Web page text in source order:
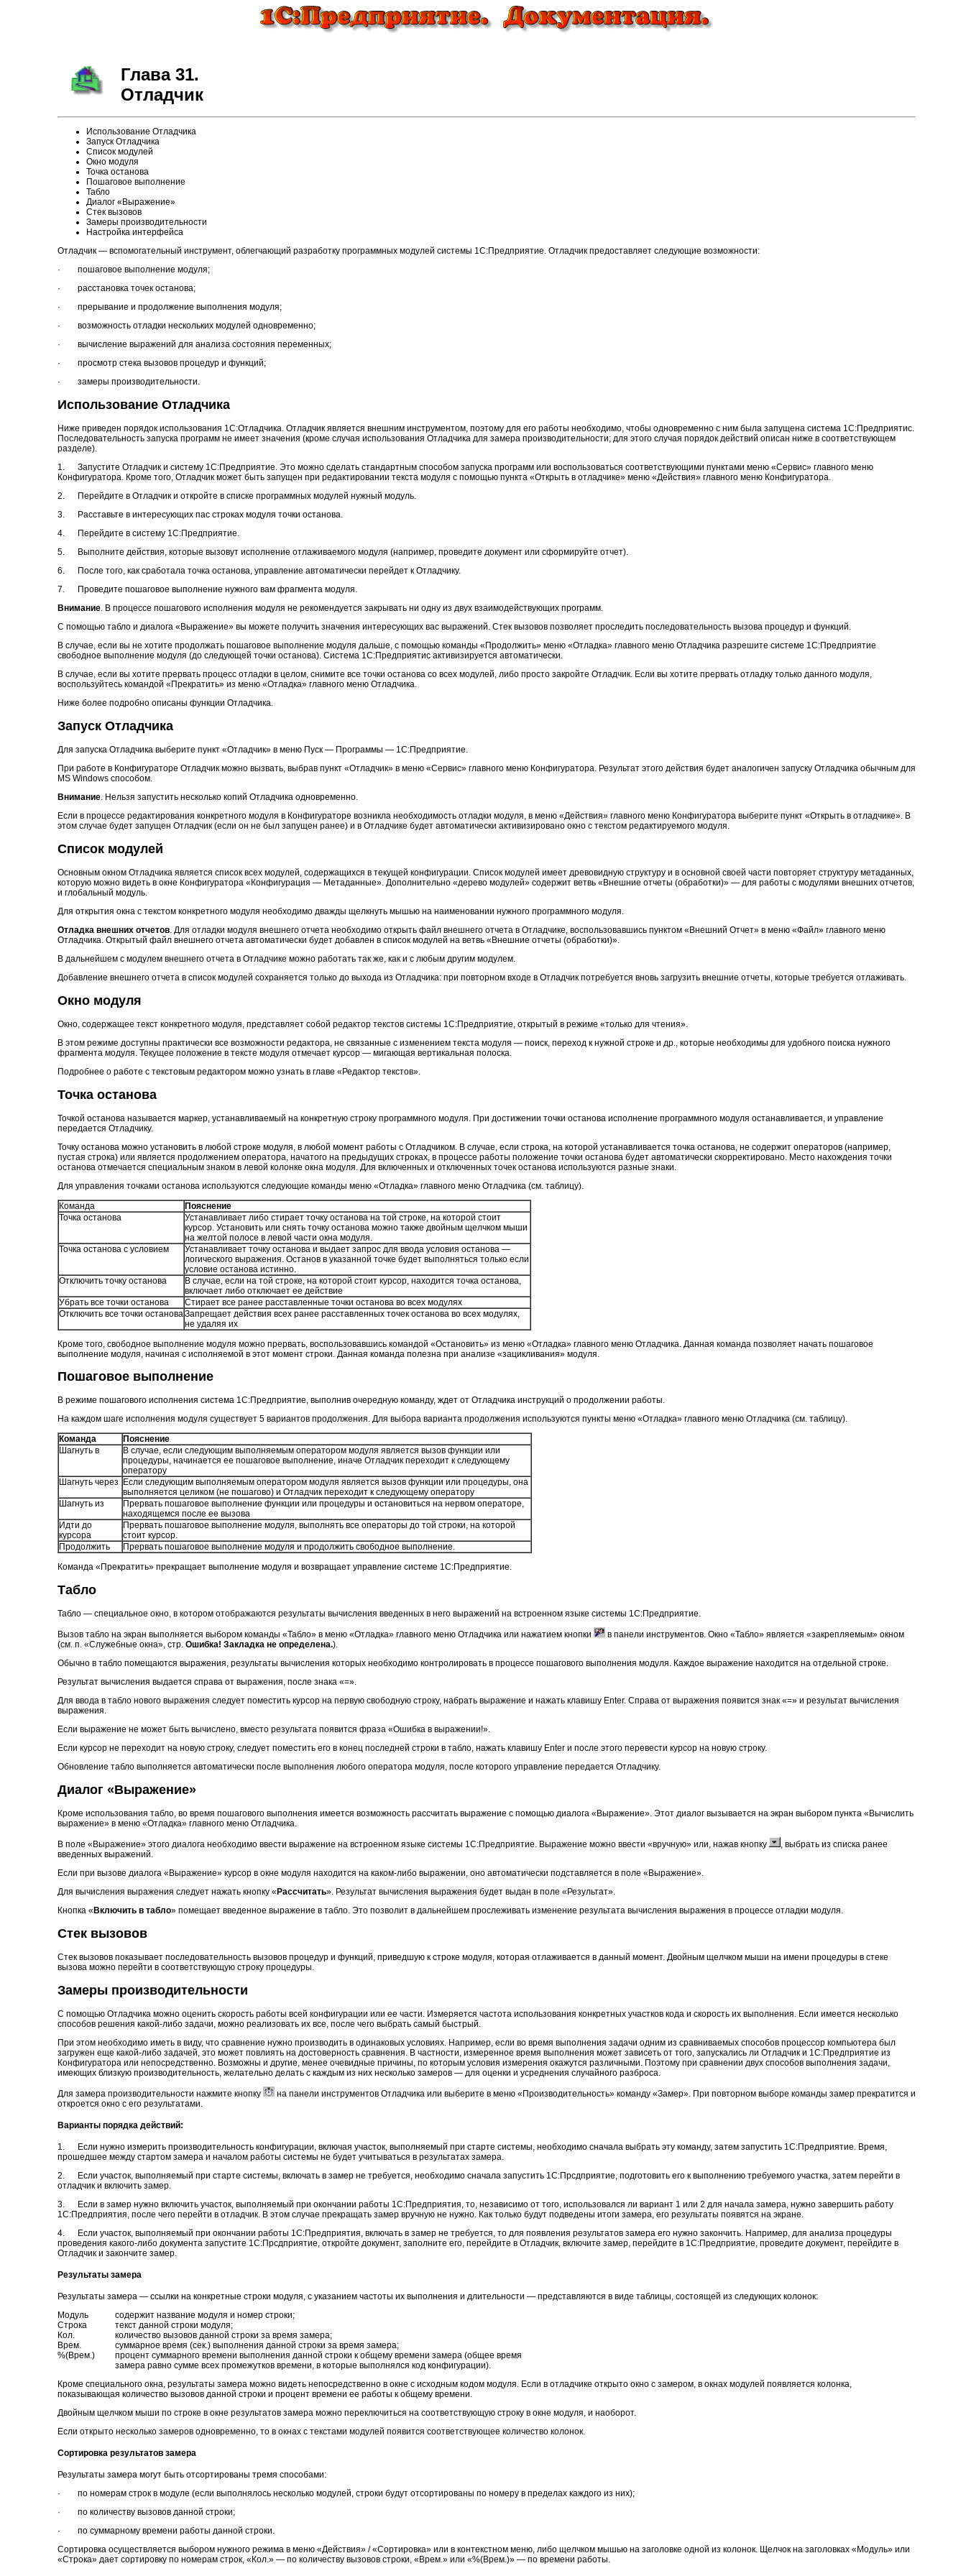
Глава 31.
Отладчик
Использование Отладчика
Запуск Отладчика
Список модулей
Окно модуля
Точка останова
Пошаговое выполнение
Табло
Диалог «Выражение»
Стек вызовов
Замеры производительности
Настройка интерфейса
Отладчик — вспомогательный инструмент, облегчающий разработку программных модулей системы 1С:Предприятие. Отладчик предоставляет следующие возможности:
· пошаговое выполнение модуля;
· расстановка точек останова;
· прерывание и продолжение выполнения модуля;
· возможность отладки нескольких модулей одновременно;
· вычисление выражений для анализа состояния переменных;
· просмотр стека вызовов процедур и функций;
· замеры производительности.
Использование Отладчика
Ниже приведен порядок использования 1С:Отладчика. Отладчик является внешним инструментом, поэтому для его работы необходимо, чтобы одновременно с ним была запущена система 1С:Предприятис.
Последовательность запуска программ не имеет значения (кроме случая использования Отладчика для замера производительности; для этого случая порядок действий описан ниже в соответствующем
разделе).
1. Запустите Отладчик и систему 1С:Предприятие. Это можно сделать стандартным способом запуска программ или воспользоваться соответствующими пунктами меню «Сервис» главного меню
Конфигуратора. Кроме того, Отладчик может быть запущен при редактировании текста модуля с помощью пункта «Открыть в отладчике» меню «Действия» главного меню Конфигуратора.
2. Перейдите в Отладчик и откройте в списке программных модулей нужный модуль.
3. Расставьте в интересующих пас строках модуля точки останова.
4. Перейдите в систему 1С:Предприятие.
5. Выполните действия, которые вызовут исполнение отлаживаемого модуля (например, проведите документ или сформируйте отчет).
6. После того, как сработала точка останова, управление автоматически перейдет к Отладчику.
7. Проведите пошаговое выполнение нужного вам фрагмента модуля.
Внимание. В процессе пошагового исполнения модуля не рекомендуется закрывать ни одну из двух взаимодействующих программ.
С помощью табло и диалога «Выражение» вы можете получить значения интересующих вас выражений. Стек вызовов позволяет проследить последовательность вызова процедур и функций.
В случае, если вы не хотите продолжать пошаговое выполнение модуля дальше, с помощью команды «Продолжить» меню «Отладка» главного меню Отладчика разрешите системе 1С:Предприятие
свободное выполнение модуля (до следующей точки останова). Система 1С:Предприятис активизируется автоматически.
В случае, если вы хотите прервать процесс отладки в целом, снимите все точки останова со всех модулей, либо просто закройте Отладчик. Если вы хотите прервать отладку только данного модуля,
воспользуйтесь командой «Прекратить» из меню «Отладка» главного меню Отладчика.
Ниже более подробно описаны функции Отладчика.
Запуск Отладчика
Для запуска Отладчика выберите пункт «Отладчик» в меню Пуск — Программы — 1С:Предприятие.
При работе в Конфигураторе Отладчик можно вызвать, выбрав пункт «Отладчик» в меню «Сервис» главного меню Конфигуратора. Результат этого действия будет аналогичен запуску Отладчика обычным для
MS Windows способом.
Внимание. Нельзя запустить несколько копий Отладчика одновременно.
Если в процессе редактирования конкретного модуля в Конфигураторе возникла необходимость отладки модуля, в меню «Действия» главного меню Конфигуратора выберите пункт «Открыть в отладчике». В
этом случае будет запущен Отладчик (если он не был запущен ранее) и в Отладчике будет автоматически активизировано окно с текстом редактируемого модуля.
Список модулей
Основным окном Отладчика является список всех модулей, содержащихся в текущей конфигурации. Список модулей имеет древовидную структуру и в основной своей части повторяет структуру метаданных,
которую можно видеть в окне Конфигуратора «Конфигурация — Метаданные». Дополнительно «дерево модулей» содержит ветвь «Внешние отчеты (обработки)» — для работы с модулями внешних отчетов,
и глобальный модуль.
Для открытия окна с текстом конкретного модуля необходимо дважды щелкнуть мышью на наименовании нужного программного модуля.
Отладка внешних отчетов . Для отладки модуля внешнего отчета необходимо открыть файл внешнего отчета в Отладчике, воспользовавшись пунктом «Внешний Отчет» в меню «Файл» главного меню
Отладчика. Открытый файл внешнего отчета автоматически будет добавлен в список модулей на ветвь «Внешние отчеты (обработки)».
В дальнейшем с модулем внешнего отчета в Отладчике можно работать так же, как и с любым другим модулем.
Добавление внешнего отчета в список модулей сохраняется только до выхода из Отладчика: при повторном входе в Отладчик потребуется вновь загрузить внешние отчеты, которые требуется отлаживать.
Окно модуля
Окно, содержащее текст конкретного модуля, представляет собой редактор текстов системы 1С:Предприятие, открытый в режиме «только для чтения».
В этом режиме доступны практически все возможности редактора, не связанные с изменением текста модуля — поиск, переход к нужной строке и др., которые необходимы для удобного поиска нужного
фрагмента модуля. Текущее положение в тексте модуля отмечает курсор — мигающая вертикальная полоска.
Подробнее о работе с текстовым редактором можно узнать в главе «Редактор текстов».
Точка останова
Точкой останова называется маркер, устанавливаемый на конкретную строку программного модуля. При достижении точки останова исполнение программного модуля останавливается, и управление
передается Отладчику.
Точку останова можно установить в любой строке модуля, в любой момент работы с Отладчиком. В случае, если строка, на которой устанавливается точка останова, не содержит операторов (например,
пустая строка) или является продолжением оператора, начатого на предыдущих строках, в процессе работы положение точки останова будет автоматически скорректировано. Место нахождения точки
останова отмечается специальным знаком в левой колонке окна модуля. Для включенных и отключенных точек останова используются разные знаки.
Для управления точками останова используются следующие команды меню «Отладка» главного меню Отладчика (см. таблицу).
Команда
Пояснение
Точка останова
Устанавливает либо стирает точку останова на той строке, на которой стоит
курсор. Установить или снять точку останова можно также двойным щелчком мыши
на желтой полосе в левой части окна модуля.
Точка останова с условием
Устанавливает точку останова и выдает запрос для ввода условия останова —
логического выражения. Останов в указанной точке будет выполняться только если
условие останова истинно.
Отключить точку останова
В случае, если на той строке, на которой стоит курсор, находится точка останова,
включает либо отключает ее действие
Убрать все точки останова
Стирает все ранее расставленные точки останова во всех модулях
Отключить все точки останова Запрещает действия всех ранее расставленных точек останова во всех модулях,
не удаляя их
Кроме того, свободное выполнение модуля можно прервать, воспользовавшись командой «Остановить» из меню «Отладка» главного меню Отладчика. Данная команда позволяет начать пошаговое
выполнение модуля, начиная с исполняемой в этот момент строки. Данная команда полезна при анализе «зацикливания» модуля.
Пошаговое выполнение
В режиме пошагового исполнения система 1С:Предприятие, выполнив очередную команду, ждет от Отладчика инструкций о продолжении работы.
На каждом шаге исполнения модуля существует 5 вариантов продолжения. Для выбора варианта продолжения используются пункты меню «Отладка» главного меню Отладчика (см. таблицу).
Команда
Пояснение
Шагнуть в
В случае, если следующим выполняемым оператором модуля является вызов функции или
процедуры, начинается ее пошаговое выполнение, иначе Отладчик переходит к следующему
оператору
Шагнуть через
Если следующим выполняемым оператором модуля является вызов функции или процедуры, она
выполняется целиком (не пошагово) и Отладчик переходит к следующему оператору
Шагнуть из
Прервать пошаговое выполнение функции или процедуры и остановиться на нервом операторе,
находящемся после ее вызова
Идти до
курсора
Прервать пошаговое выполнение модуля, выполнять все операторы до той строки, на которой
стоит курсор.
Продолжить
Прервать пошаговое выполнение модуля и продолжить свободное выполнение.
Команда «Прекратить» прекращает выполнение модуля и возвращает управление системе 1С:Предприятие.
Табло
Табло — специальное окно, в котором отображаются результаты вычисления введенных в него выражений на встроенном языке системы 1С:Предприятие.
Вызов табло на экран выполняется выбором команды «Табло» в меню «Отладка» главного меню Отладчика или нажатием кнопки
в панели инструментов. Окно «Табло» является «закрепляемым» окном
(см. п. «Служебные окна», стр. Ошибка! Закладка не определена.).
Обычно в табло помещаются выражения, результаты вычисления которых необходимо контролировать в процессе пошагового выполнения модуля. Каждое выражение находится на отдельной строке.
Результат вычисления выдается справа от выражения, после знака «=».
Для ввода в табло нового выражения следует поместить курсор на первую свободную строку, набрать выражение и нажать клавишу Enter. Справа от выражения появится знак «=» и результат вычисления
выражения.
Если выражение не может быть вычислено, вместо результата появится фраза «Ошибка в выражении!».
Если курсор не переходит на новую строку, следует поместить его в конец последней строки в табло, нажать клавишу Enter и после этого перевести курсор на новую строку.
Обновление табло выполняется автоматически после выполнения любого оператора модуля, после которого управление передается Отладчику.
Диалог «Выражение»
Кроме использования табло, во время пошагового выполнения имеется возможность рассчитать выражение с помощью диалога «Выражение». Этот диалог вызывается на экран выбором пункта «Вычислить
выражение» в меню «Отладка» главного меню Отладчика.
В поле «Выражение» этого диалога необходимо ввести выражение на встроенном языке системы 1С:Предприятие. Выражение можно ввести «вручную» или, нажав кнопку
, выбрать из списка ранее
введенных выражений.
Если при вызове диалога «Выражение» курсор в окне модуля находится на каком-либо выражении, оно автоматически подставляется в поле «Выражение».
Для вычисления выражения следует нажать кнопку « Рассчитать». Результат вычисления выражения будет выдан в поле «Результат».
Кнопка « Включить в табло» помещает введенное выражение в табло. Это позволит в дальнейшем прослеживать изменение результата вычисления выражения в процессе отладки модуля.
Стек вызовов
Стек вызовов показывает последовательность вызовов процедур и функций, приведшую к строке модуля, которая отлаживается в данный момент. Двойным щелчком мыши на имени процедуры в стеке
вызова можно перейти в соответствующую строку процедуры.
Замеры производительности
С помощью Отладчика можно оценить скорость работы всей конфигурации или ее части. Измеряется частота использования конкретных участков кода и скорость их выполнения. Если имеется несколько
способов решения какой-либо задачи, можно реализовать их все, после чего выбрать самый быстрый.
При этом необходимо иметь в виду, что сравнение нужно производить в одинаковых условиях. Например, если во время выполнения задачи одним из сравниваемых способов процессор компьютера был
загружен еще какой-либо задачей, это может повлиять на достоверность сравнения. В частности, измеренное время выполнения может зависеть от того, запускались ли Отладчик и 1С:Предприятие из
Конфигуратора или непосредственно. Возможны и другие, менее очевидные причины, по которым условия измерения окажутся различными. Поэтому при сравнении двух способов выполнения задачи,
имеющих близкую производительность, желательно делать с каждым из них несколько замеров — для оценки и усреднения случайного разброса.
Для замера производительности нажмите кнопку
на панели инструментов Отладчика или выберите в меню «Производительность» команду «Замер». При повторном выборе команды замер прекратится и
откроется окно с его результатами.
Варианты порядка действий:
1. Если нужно измерить производительность конфигурации, включая участок, выполняемый при старте системы, необходимо сначала выбрать эту команду, затем запустить 1С:Предприятие. Время,
прошедшее между стартом замера и началом работы системы не будет учитываться в результатах замера.
2. Если участок, выполняемый при старте системы, включать в замер не требуется, необходимо сначала запустить 1С:Прсдприятие, подготовить его к выполнению требуемого участка, затем перейти в
отладчик и включить замер.
3. Если в замер нужно включить участок, выполняемый при окончании работы 1С:Предприятия, то, независимо от того, использовался ли вариант 1 или 2 для начала замера, нужно завершить работу
1С:Предприятия, после чего перейти в отладчик. В этом случае прекращать замер вручную не нужно. Как только будут подведены итоги замера, его результаты появятся на экране.
4. Если участок, выполняемый при окончании работы 1С:Предприятия, включать в замер не требуется, то для появления результатов замера его нужно закончить. Например, для анализа процедуры
проведения какого-либо документа запустите 1С:Прсдприятие, откройте документ, заполните его, перейдите в Отладчик, включите замер, перейдите в 1С:Предприятие, проведите документ, перейдите в
Отладчик и закончите замер.
Результаты замера
Результаты замера — ссылки на конкретные строки модуля, с указанием частоты их выполнения и длительности — представляются в виде таблицы, состоящей из следующих колонок:
Модуль
содержит название модуля и номер строки;
Строка
текст данной строки модуля;
Кол.
количество вызовов данной строки за время замера;
Врем.
суммарное время (сек.) выполнения данной строки за время замера;
%(Врем.)
процент суммарного времени выполнения данной строки к общему времени замера (общее время
замера равно сумме всех промежутков времени, в которые выполнялся код конфигурации).
Кроме специального окна, результаты замера можно видеть непосредственно в окне с исходным кодом модуля. Если в отладчике открыто окно с замером, в окнах модулей появляется колонка,
показывающая количество вызовов данной строки и процент времени ее работы к общему времени.
Двойным щелчком мыши по строке в окне результатов замера можно переключиться на соответствующую строку в окне модуля, и наоборот.
Если открыто несколько замеров одновременно, то в окнах с текстами модулей появится соответствующее количество колонок.
Сортировка результатов замера
Результаты замера могут быть отсортированы тремя способами:
· по номерам строк в модуле (если выполнялось несколько модулей, строки будут отсортированы по номеру в пределах каждого из них);
· по количеству вызовов данной строки;
· по суммарному времени работы данной строки.
Сортировка осуществляется выбором нужного режима в меню «Действия» / «Сортировка» или в контекстном меню, либо щелчком мышью на заголовке одной из колонок. Щелчок на заголовках «Модуль» или
«Строка» дает сортировку по номерам строк, «Кол.» — по количеству вызовов строки, «Врем.» или «%(Врем.)» — по времени работы.